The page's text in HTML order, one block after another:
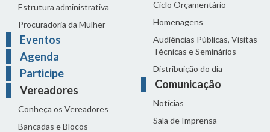
Estrutura administrativa
Procuradoria da Mulher
Eventos
Agenda
Participe
Vereadores
Conheça os Vereadores
Bancadas e Blocos
Ciclo Orçamentário
Homenagens
Audiências Públicas, Visitas
Técnicas e Seminários
Distribuição do dia
Comunicação
Notícias
Sala de Imprensa